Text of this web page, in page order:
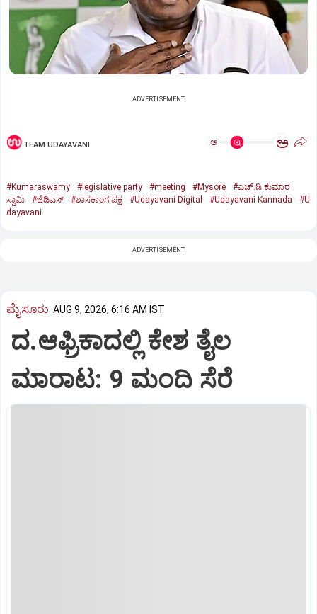
ADVERTISEMENT
TEAM UDAYAVANI ಅ ಅ
#Kumaraswamy #legislative party #meeting #Mysore
#ಎಚ್‌.ಡಿ.ಕುಮಾರ
ಸ್ವಾಮಿ
#ಜೆಡಿಎಸ್‌ #ಶಾಸಕಾಂಗ ಪಕ್ಷ #Udayavani Digital #Udayavani Kannada
#U
dayavani
ADVERTISEMENT
ಮೈಸೂರು AUG 9, 2026, 6:16 AM IST
ದ.ಆಫ್ರಿಕಾದಲ್ಲಿ ಕೇಶ ತೈಲ
ಮಾರಾಟ: 9 ಮಂದಿ ಸೆರೆ